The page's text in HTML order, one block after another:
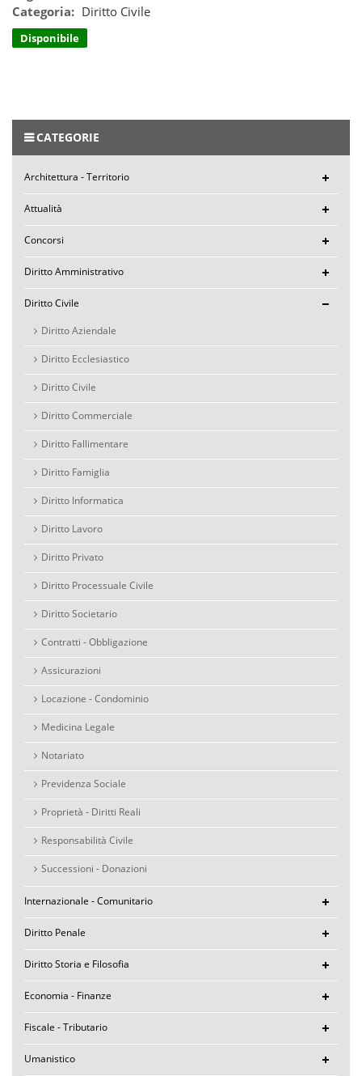
Categoria: Diritto Civile
Disponibile
CATEGORIE
Architettura - Territorio
Attualità
Concorsi
Diritto Amministrativo
Diritto Civile
Diritto Aziendale
Diritto Ecclesiastico
Diritto Civile
Diritto Commerciale
Diritto Fallimentare
Diritto Famiglia
Diritto Informatica
Diritto Lavoro
Diritto Privato
Diritto Processuale Civile
Diritto Societario
Contratti - Obbligazione
Assicurazioni
Locazione - Condominio
Medicina Legale
Notariato
Previdenza Sociale
Proprietà - Diritti Reali
Responsabilità Civile
Successioni - Donazioni
Internazionale - Comunitario
Diritto Penale
Diritto Storia e Filosofia
Economia - Finanze
Fiscale - Tributario
Umanistico